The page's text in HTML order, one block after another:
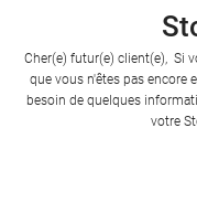
Cher(e) futur(e) client(e), Si
que vous n'êtes pas encore
besoin de quelques
votre